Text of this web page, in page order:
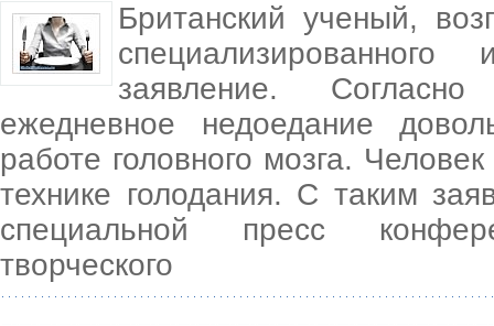
Британский ученый,
специализированного
заявление.
ежедневное недоедание
работе головного мозга.
технике голодания. С таким
специальной пресс
творческого